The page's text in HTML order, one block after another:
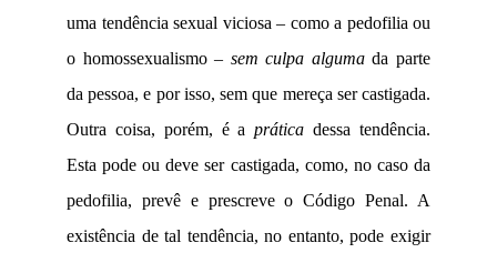
uma tendência sexual viciosa – como a pedofilia ou
o homossexualismo – sem culpa algumada parte
da pessoa, e por isso, sem que mereça ser castigada.
Outra coisa, porém, é aprática dessa tendência.
Esta pode ou deve ser castigada, como, no caso da
pedofilia, prevê e prescreve o Código Penal. A
existência de tal tendência, no entanto, pode exigir